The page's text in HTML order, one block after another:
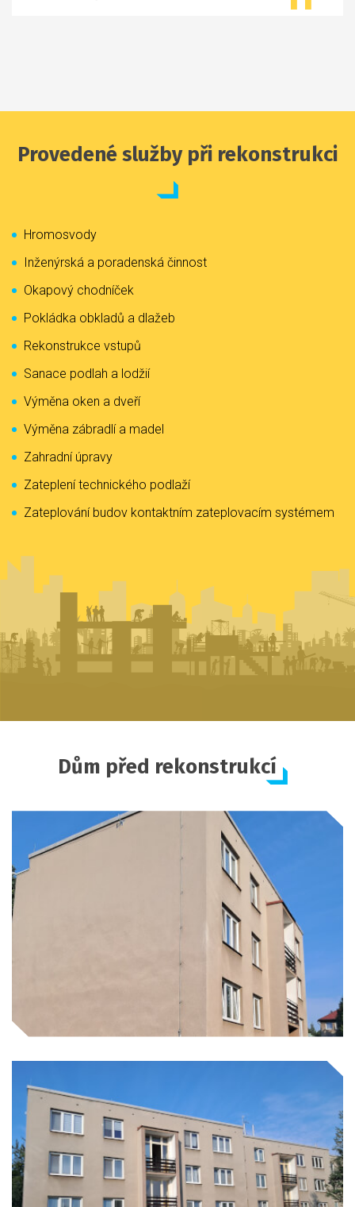
Provedené služby při rekonstrukci
Hromosvody
Inženýrská a poradenská činnost
Okapový chodníček
Pokládka obkladů a dlažeb
Rekonstrukce vstupů
Sanace podlah a lodžií
Výměna oken a dveří
Výměna zábradlí a madel
Zahradní úpravy
Zateplení technického podlaží
Zateplování budov kontaktním zateplovacím systémem
Dům před rekonstrukcí